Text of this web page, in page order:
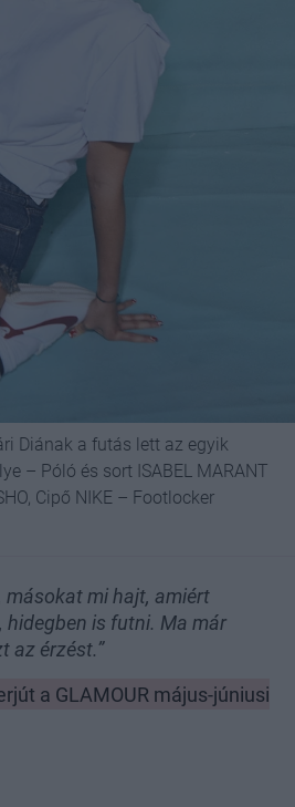
Diának a futás lett az egyik
– Póló és sort ISABEL MARANT
Cipő NIKE – Footlocker
másokat mi hajt, amiért
hidegben is futni. Ma már
az érzést.”
a GLAMOUR május-júniusi